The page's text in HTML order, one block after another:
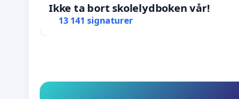
Ikke ta bort skolelydboken vår!
13 141 signaturer